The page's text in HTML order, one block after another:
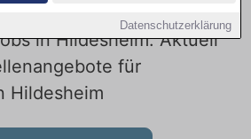
Datenschutzerklärung
in Hildesheim: Aktuell
für
Hildesheim